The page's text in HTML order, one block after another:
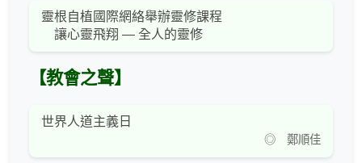
靈根自植國際網絡舉辦靈修課程
讓心靈飛翔 — 全人的靈修
【教會之聲】
世界人道主義日
◎ 鄭順佳